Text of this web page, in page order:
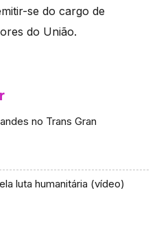
se do cargo de
do União.
no Trans Gran
luta humanitária (vídeo)